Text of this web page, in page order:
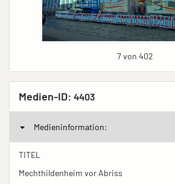
7 von 402
Medien-ID: 4403
Medieninformation:
TITEL
Mechthildenheim vor Abriss